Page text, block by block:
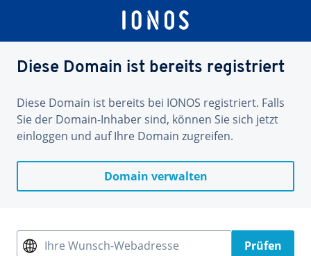
Diese Domain ist bereits registriert
Diese Domain ist bereits bei IONOS registriert. Falls
Sie der Domain-Inhaber sind, können Sie sich jetzt
einloggen und auf Ihre Domain zugreifen.
Domain verwalten
Ihre Wunsch-Webadresse Prüfen